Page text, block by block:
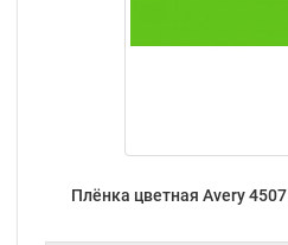
Плёнка цветная Avery